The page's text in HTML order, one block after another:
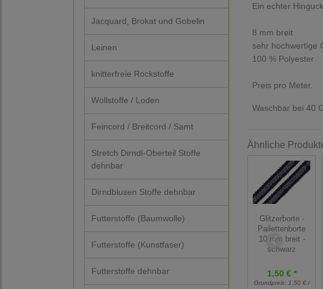
Jacquard, Brokat und Gobelin
Leinen
knitterfreie Rockstoffe
Wollstoffe / Loden
Feincord / Breitcord / Samt
Stretch Dirndl-Oberteil Stoffe
dehnbar
Dirndblusen Stoffe dehnbar
Futterstoffe (Baumwolle)
Futterstoffe (Kunstfaser)
Futterstoffe dehnbar
Ein echter
8 mm breit
sehr hochwertige
100 % Polyester
Preis pro Meter.
Waschbar bei 40
Ähnliche
Glitzerborte -
Pailettenborte
10 mm breit -
schwarz
1,50 € *
Grundpreis: 1,50 € /